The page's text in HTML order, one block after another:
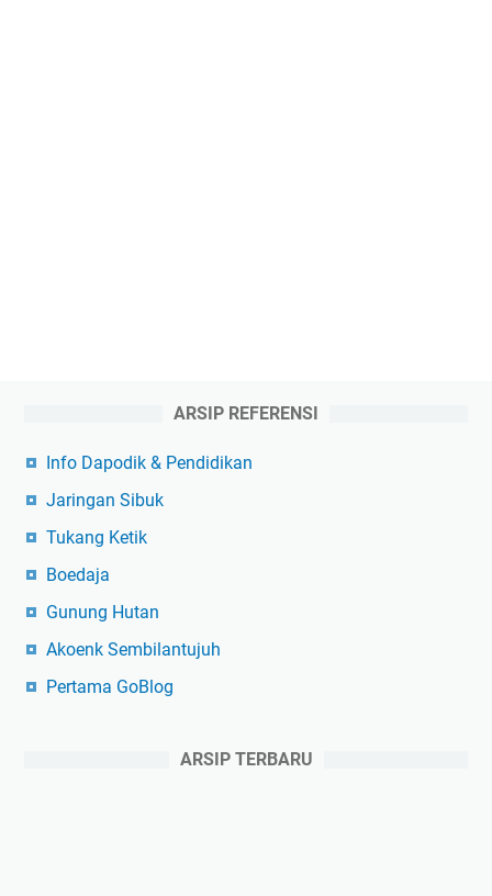
ARSIP REFERENSI
Info Dapodik & Pendidikan
Jaringan Sibuk
Tukang Ketik
Boedaja
Gunung Hutan
Akoenk Sembilantujuh
Pertama GoBlog
ARSIP TERBARU